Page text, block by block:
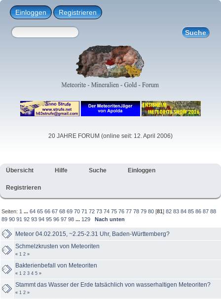
Einloggen Registrieren
20 JAHRE FORUM (online seit: 12. April 2006)
Übersicht Hilfe Suche Einloggen
Registrieren
Seiten: 1 ...64 65 66 67 68 69 70 71 72 73 74 75 76 77 78 79 80 [81]82 83 84 85 86 87 88
89 90 91 92 93 94 95 96 97 98 ... 129 Nach unten
Meteor 04.02.2015, ~2.25-2.31 Uhr, Baden-Württemberg?
Schmelzkrusten von Meteoriten
« 1 2 »
Bakterienbefall von Meteoriten
« 1 2 3 4 5 »
Stammt das Wasser der Erde tatsächlich von wasserhaltigen Meteoriten?
« 1 2 »